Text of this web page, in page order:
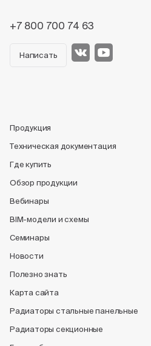
+7 800 700 74 63
Написать
Продукция
Техническая документация
Где купить
Обзор продукции
Вебинары
BIM-модели и схемы
Семинары
Новости
Полезно знать
Карта сайта
Радиаторы стальные панельные
Радиаторы секционные